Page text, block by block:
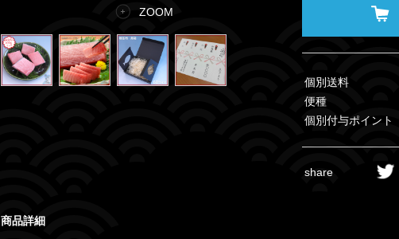
ZOOM
個別送料
便種
個別付与ポイント
share
商品詳細